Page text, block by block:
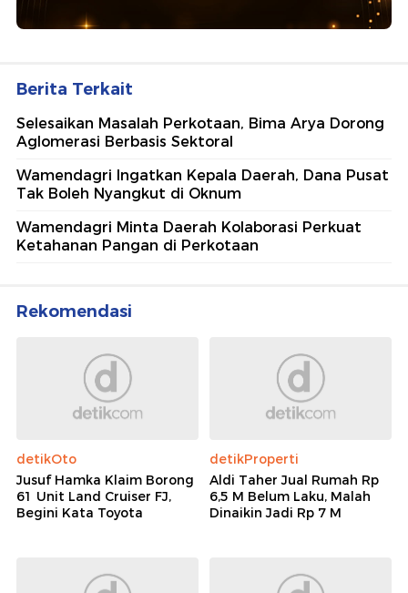
Berita Terkait
Selesaikan Masalah Perkotaan, Bima Arya Dorong
Aglomerasi Berbasis Sektoral
Wamendagri Ingatkan Kepala Daerah, Dana Pusat
Tak Boleh Nyangkut di Oknum
Wamendagri Minta Daerah Kolaborasi Perkuat
Ketahanan Pangan di Perkotaan
Rekomendasi
detikOto
Jusuf Hamka Klaim Borong
61 Unit Land Cruiser FJ,
Begini Kata Toyota
detikProperti
Aldi Taher Jual Rumah Rp
6,5 M Belum Laku, Malah
Dinaikin Jadi Rp 7 M